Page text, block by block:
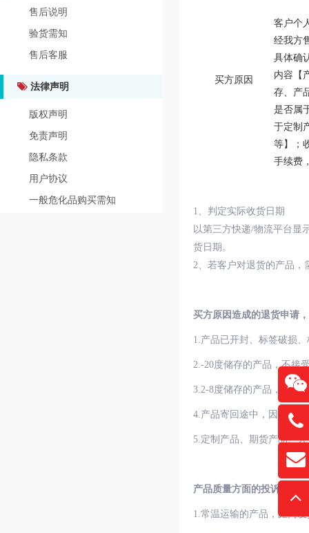
售后说明
验货需知
售后客服
法律声明
版权声明
免责声明
隐私条款
用户协议
一般危化品购买需知
买方原因
客户个
经我方
具体确
内容【
存、产
是否属
于定制
等】；
手续费
1、判定实际收货日期
以第三方快递/物流平台显
货日期。
2、若客户对退货的产品
买方原因造成的退货申请
1.产品已开封、标签破损
2.-20度储存的产品，不接
3. 2-8度储存的产品，3月
4.产品寄回途中，因客户
5.定制产品、期货产品、
产品质量方面的投诉，以
1.常温运输的产品，距离